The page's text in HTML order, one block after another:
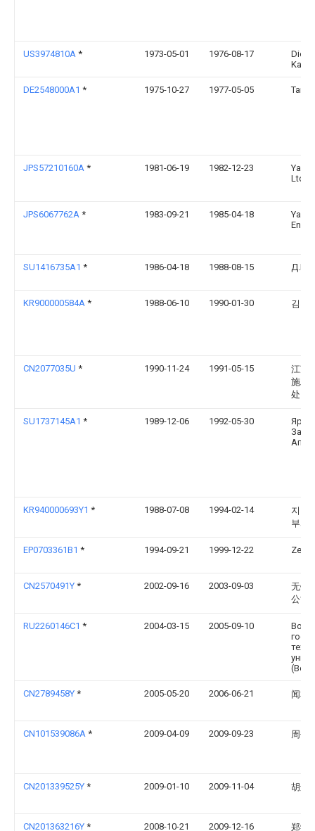
US3974810A * 1973-05-01 1976-08-17
DE2548000A1 * 1975-10-27 1977-05-05
JPS57210160A * 1981-06-19 1982-12-23
Ltd
JPS6067762A * 1983-09-21 1985-04-18
SU1416735A1 * 1986-04-18 1988-08-15
KR900000584A * 1988-06-10 1990-01-30 김찬
CN2077035U * 1990-11-24 1991-05-15
江苏
施工
处
SU1737145A1 * 1989-12-06 1992-05-30
KR940000693Y1 * 1988-07-08 1994-02-14
지이
부시
EP0703361B1 * 1994-09-21 1999-12-22
CN2570491Y * 2002-09-16 2003-09-03
无锡
公司
RU2260146C1 * 2004-03-15 2005-09-10
CN2789458Y * 2005-05-20 2006-06-21 闻本
CN101539086A * 2009-04-09 2009-09-23 周书
CN201339525Y * 2009-01-10 2009-11-04 胡远
CN201363216Y * 2008-10-21 2009-12-16 郑学